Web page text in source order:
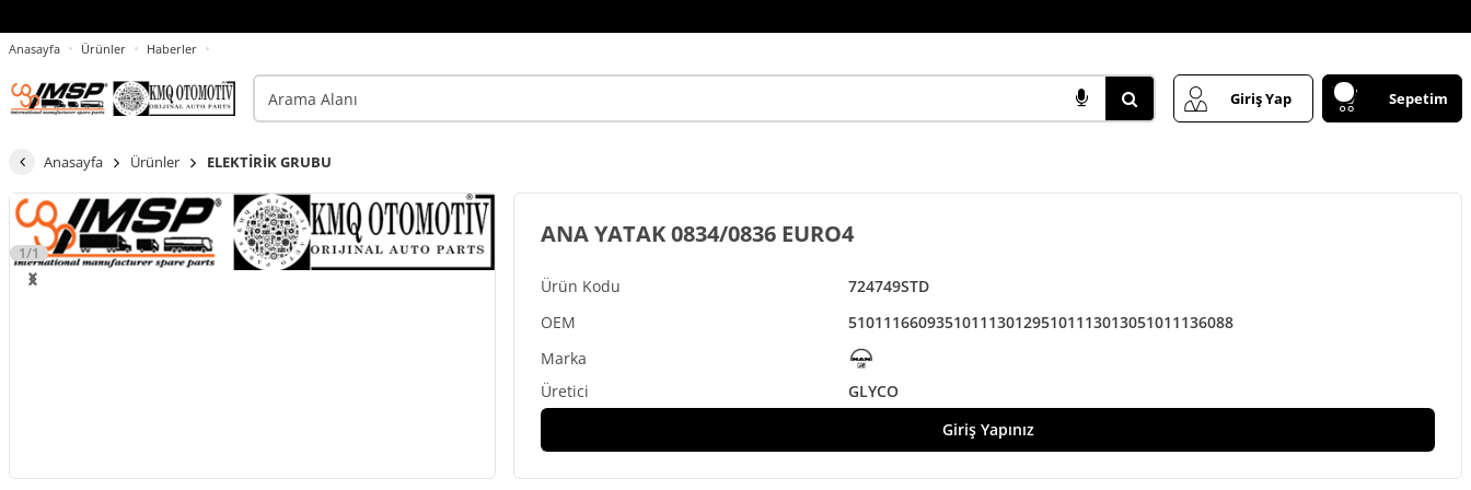
Anasayfa Ürünler Haberler
Giriş Yap Sepetim
Anasayfa Ürünler ELEKTİRİK GRUBU
1/1
724749STD
51011166093510111301295101113013051011136088
ANA YATAK 0834/0836 EURO4
GLYCO
Giriş Yapınız